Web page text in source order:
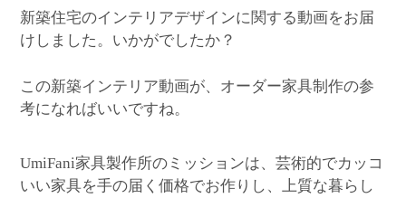
新築住宅のインテリアデザインに関する動画をお届
けしました。いかがでしたか？
この新築インテリア動画が、オーダー家具制作の参
考になればいいですね。
UmiFani家具製作所のミッションは、芸術的でカッコ
いい家具を手の届く価格でお作りし、上質な暮らし